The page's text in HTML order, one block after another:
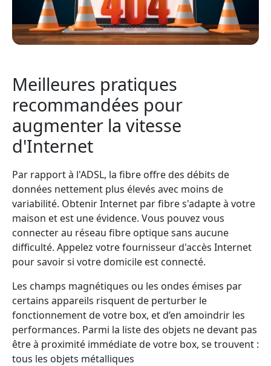
Meilleures pratiques
recommandées pour
augmenter la vitesse
d'Internet
Par rapport à l'ADSL, la fibre offre des débits de
données nettement plus élevés avec moins de
variabilité. Obtenir Internet par fibre s'adapte à votre
maison et est une évidence. Vous pouvez vous
connecter au réseau fibre optique sans aucune
difficulté. Appelez votre fournisseur d'accès Internet
pour savoir si votre domicile est connecté.
Les champs magnétiques ou les ondes émises par
certains appareils risquent de perturber le
fonctionnement de votre box, et d’en amoindrir les
performances. Parmi la liste des objets ne devant pas
être à proximité immédiate de votre box, se trouvent :
tous les objets métalliques